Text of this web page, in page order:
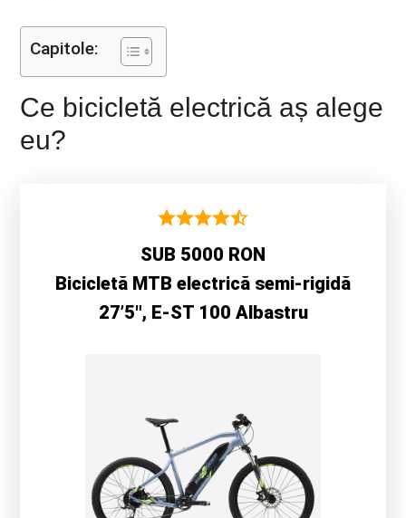
Capitole:
Ce bicicletă electrică aș alege
eu?
SUB 5000 RON
Bicicletă MTB electrică semi-rigidă
27’5″, E-ST 100 Albastru